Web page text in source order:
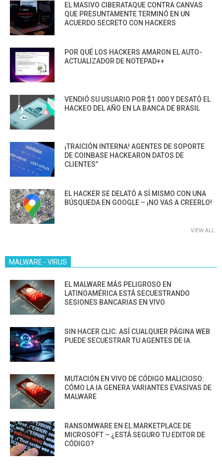
EL MASIVO CIBERATAQUE CONTRA CANVAS
QUE PRESUNTAMENTE TERMINÓ EN UN
ACUERDO SECRETO CON HACKERS
POR QUÉ LOS HACKERS AMARON EL AUTO-
ACTUALIZADOR DE NOTEPAD++
VENDIÓ SU USUARIO POR $1.000 Y DESATÓ EL
HACKEO DEL AÑO EN LA BANCA DE BRASIL
¡TRAICIÓN INTERNA! AGENTES DE SOPORTE
DE COINBASE HACKEARON DATOS DE
CLIENTES”
EL HACKER SE DELATÓ A SÍ MISMO CON UNA
BÚSQUEDA EN GOOGLE – ¡NO VAS A CREERLO!
VIEW ALL
MALWARE - VIRUS
EL MALWARE MÁS PELIGROSO EN
LATINOAMÉRICA ESTÁ SECUESTRANDO
SESIONES BANCARIAS EN VIVO
SIN HACER CLIC: ASÍ CUALQUIER PÁGINA WEB
PUEDE SECUESTRAR TU AGENTES DE IA
MUTACIÓN EN VIVO DE CÓDIGO MALICIOSO:
CÓMO LA IA GENERA VARIANTES EVASIVAS DE
MALWARE
RANSOMWARE EN EL MARKETPLACE DE
MICROSOFT – ¿ESTÁ SEGURO TU EDITOR DE
CÓDIGO?